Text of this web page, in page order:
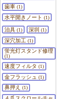
歯車(1)
水平開きノート (1)
治具(1) 深圳 (1)
深穴加工 (1)
蛍光灯スタンド修理
(1)
速度フィルタ (1)
金フラッシュ (1)
鼻押え (1)